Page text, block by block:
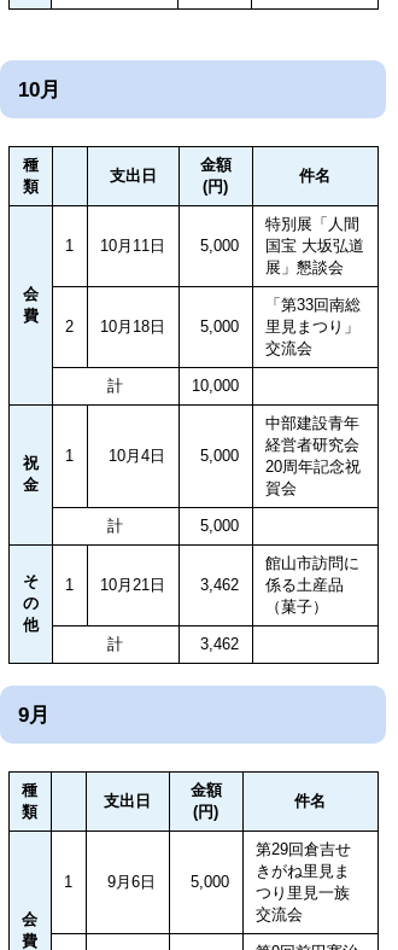
10月
種
類
支出日
金額
(円)
件名
会
費
1 10月11日 5,000
特別展「人間
国宝 大坂弘道
展」懇談会
2 10月18日 5,000
「第33回南総
里見まつり」
交流会
計 10,000
祝
金
1 10月4日 5,000
中部建設青年
経営者研究会
20周年記念祝
賀会
計 5,000
そ
の
他
1 10月21日 3,462
館山市訪問に
係る土産品
（菓子）
計 3,462
9月
種
類
支出日
金額
(円)
件名
会
費
1 9月6日 5,000
第29回倉吉せ
きがね里見ま
つり里見一族
交流会